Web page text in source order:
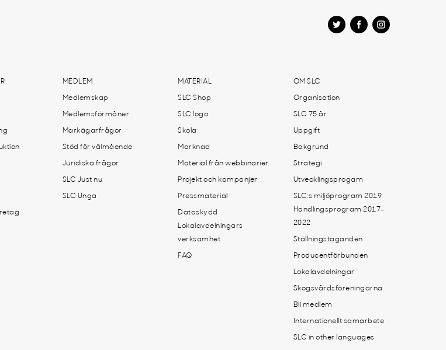
MEDLEM
Medlemskap
Medlemsförmåner
Markägarfrågor
Stöd för välmående
Juridiska frågor
SLC Just nu
SLC Unga
MATERIAL
SLC Shop
SLC logo
Skola
Marknad
Material från webbinarier
Projekt och kampanjer
Pressmaterial
Dataskydd
Lokalavdelningars
verksamhet
FAQ
OM SLC
Organisation
SLC 75 år
Uppgift
Bakgrund
Strategi
Utvecklingsprogam
SLC:s miljöprogram 2019
Handlingsprogram 2017-
2022
Ställningstaganden
Producentförbunden
Lokalavdelningar
Skogsvårdsföreningarna
Bli medlem
Internationellt samarbete
SLC in other languages